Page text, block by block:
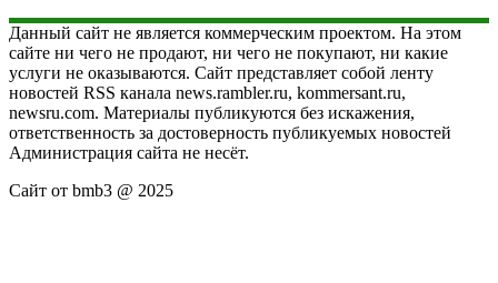
Данный сайт не является коммерческим проектом. На этом
сайте ни чего не продают, ни чего не покупают, ни какие
услуги не оказываются. Сайт представляет собой ленту
новостей RSS канала news.rambler.ru, kommersant.ru,
newsru.com. Материалы публикуются без искажения,
ответственность за достоверность публикуемых новостей
Администрация сайта не несёт.
Сайт от bmb3 @ 2025